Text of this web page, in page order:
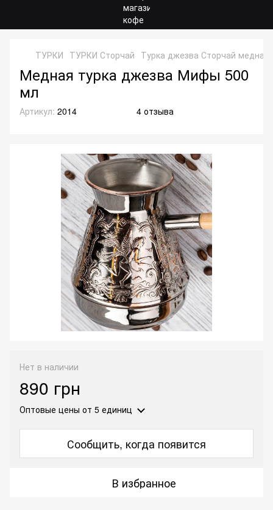
ТУРКИ ТУРКИ Сторчай Турка джезва Сторчай
Медная турка джезва Мифы 500
мл
Артикул: 2014 4 отзыва
Нет в наличии
890 грн
Оптовые цены от 5 единиц
Сообщить, когда появится
В избранное